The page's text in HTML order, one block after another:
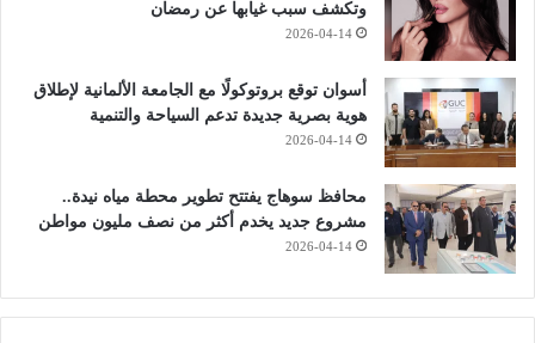
وتكشف سبب غيابها عن رمضان
2026-04-14
أسوان توقع بروتوكولًا مع الجامعة الألمانية لإطلاق
هوية بصرية جديدة تدعم السياحة والتنمية
2026-04-14
محافظ سوهاج يفتتح تطوير محطة مياه نيدة..
مشروع جديد يخدم أكثر من نصف مليون مواطن
2026-04-14